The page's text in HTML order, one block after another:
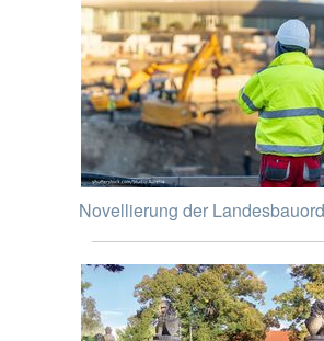
Novellierung der